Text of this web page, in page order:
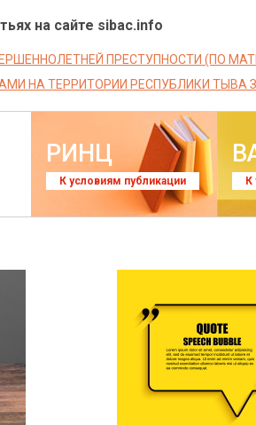
на сайте sibac.info
ПРЕСТУПНОСТИ (ПО
НА ТЕРРИТОРИИ РЕСПУБЛИКИ ТЫВА
РИНЦ
К условиям публикации К